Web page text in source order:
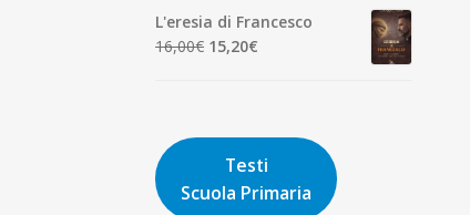
originale
era:
9,00€.
attuale
è:
L'eresia di Francesco
16,00€ Il
16,00€.
15,20€
15,20€.
Testi
Scuola Primaria